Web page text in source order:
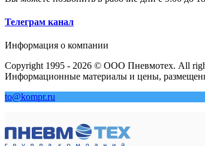
Телеграм канал
Информация о компании
Copyright 1995 - 2026 © ООО Пневмотех. All
Информационные материалы и цены,
to@kompr.ru